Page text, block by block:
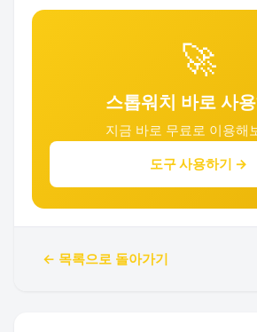
🚀
스톱워치 바로 사
지금 바로 무료로 이용해
도구 사용하기 →
← 목록으로 돌아가기